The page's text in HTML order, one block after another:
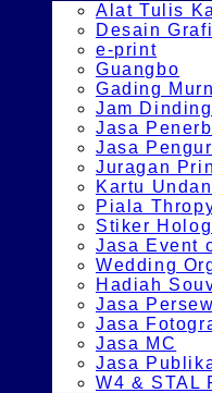
Alat Tulis
Desain
e-print
Guangbo
Gading
Jam
Jasa
Jasa
Juragan
Kartu
Piala
Stiker
Jasa Event
Wedding
Hadiah
Jasa
Jasa
Jasa MC
Jasa
W4 & STAL